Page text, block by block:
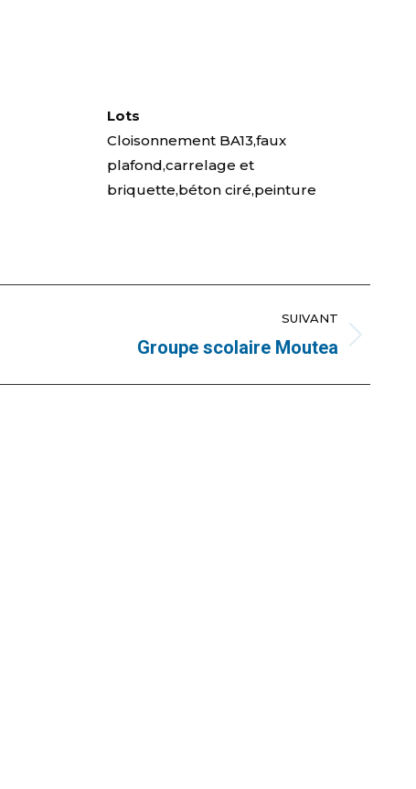
Lots
Cloisonnement BA13,faux
plafond,carrelage et
briquette,béton ciré,peinture
SUIVANT
Groupe scolaire Moutea